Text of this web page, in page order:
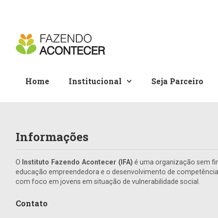
Home Institucional Seja Parceiro
Informações
O Instituto Fazendo Acontecer (IFA) é uma organização sem
educação empreendedora e o desenvolvimento de
com foco em jovens em situação de vulnerabilidade social.
Contato